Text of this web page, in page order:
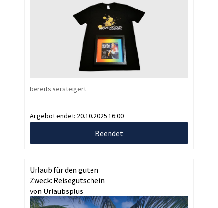
bereits versteigert
Angebot endet: 20.10.2025 16:00
Beendet
Urlaub für den guten
Zweck: Reisegutschein
von Urlaubsplus